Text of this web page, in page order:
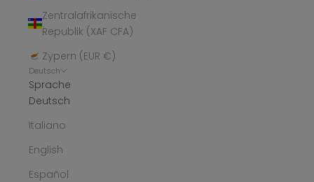
Zentralafrikanische
Republik (XAF CFA)
Zypern (EUR €)
Deutsch
Sprache
Deutsch
Italiano
English
Español